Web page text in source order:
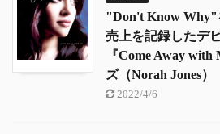
"Don't Know Why"
売上を記録したデ
『Come Away
ズ（Norah Jones）
2022/4/6